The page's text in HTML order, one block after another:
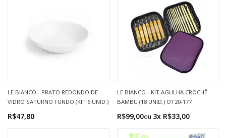
LE BIANCO - PRATO REDONDO DE
VIDRO SATURNO FUNDO (KIT 6 UNID.)
R$47,80
LE BIANCO - KIT AGULHA CROCHÊ
BAMBU (18 UNID.) OT20-177
R$99,00 3x R$33,00